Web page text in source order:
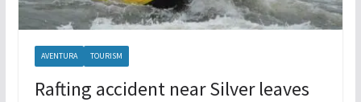
AVENTURA TOURISM
Rafting accident near Silver leaves